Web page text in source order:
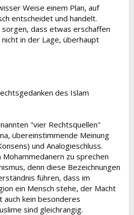
Weise einem Plan, auf
entscheidet und handelt.
dass etwas erschaffen
in der Lage, überhaupt
des Islam
"vier Rechtsquellen"
übereinstimmende Meinung
und Analogieschluss.
zu sprechen
denn diese Bezeichnungen
führen, dass im
ein Mensch stehe, der Macht
auch kein besonderes
sind gleichrangig.